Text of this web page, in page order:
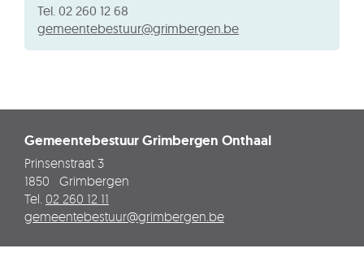
Tel. 02 260 12 68
E-
gemeentebestuur@grimbergen.be
Gemeentebestuur Grimbergen Onthaal
Adres
Prinsenstraat 3
1850
Grimbergen
Tel. 02 260 12 11
E-
gemeentebestuur@grimbergen.be